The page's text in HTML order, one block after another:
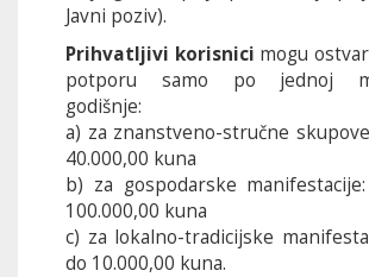
Javni poziv).
Prihvatljivi korisnici mogu
potporu samo po jednoj
godišnje:
a) za znanstveno-stručne
40.000,00 kuna
b) za gospodarske
100.000,00 kuna
c) za lokalno-tradicijske
do 10.000,00 kuna.